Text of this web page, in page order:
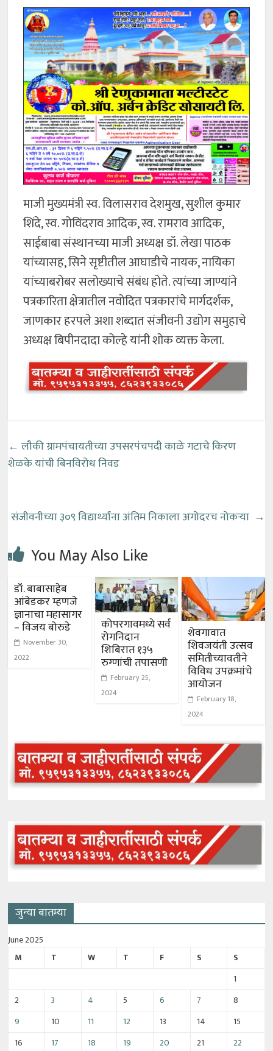
माजी मुख्यमंत्री स्व. विलासराव देशमुख, सुशील कुमार
शिंदे, स्व. गोविंदराव आदिक, स्व. रामराव आदिक,
साईबाबा संस्थानच्या माजी अध्यक्ष डॉ. लेखा पाठक
यांच्यासह, सिने सृष्टीतील आघाडीचे नायक, नायिका
यांच्याबरोबर सलोख्याचे संबंध होते. त्यांच्या जाण्यांने
पत्रकारिता क्षेत्रातील नवोदित पत्रकारांचे मार्गदर्शक,
जाणकार हरपले अशा शब्दात संजीवनी उद्योग समुहाचे
अध्यक्ष बिपीनदादा कोल्हे यांनी शोक व्यक्त केला.
← लौकी ग्रामपंचायतीच्या उपसरपंचपदी काळे गटाचे किरण
शेळके यांची बिनविरोध निवड
संजीवनीच्या ३०९ विद्यार्थ्यांना अंतिम निकाला अगोदरच नोकऱ्या →
You May Also Like
डॉ. बाबासाहेब
आंबेडकर म्हणजे
ज्ञानाचा महासागर
– विजय बोरुडे
November 30,
2022
कोपरगावमध्ये सर्व
रोगनिदान
शिबिरात १३५
रुग्णांची तपासणी
February 25,
2024
शेवगावात
शिवजयंती उत्सव
समितीच्यावतीने
विविध उपक्रमांचे
आयोजन
February 18,
2024
जुन्या बातम्या
June 2025
M
T W T F S
S
1
2
3 4 5 6 7
8
9
10 11 12 13 14
15
16
17 18 19 20 21 22